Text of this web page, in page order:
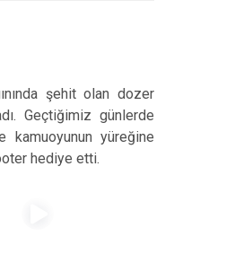
şehit olan dozer
Geçtiğimiz günlerde
kamuoyunun yüreğine
hediye etti.